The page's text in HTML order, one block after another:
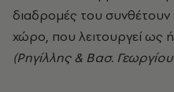
διαδρομές του συνθέτουν
χώρο, που λειτουργεί ως
(Ρηγίλλης & Βασ.